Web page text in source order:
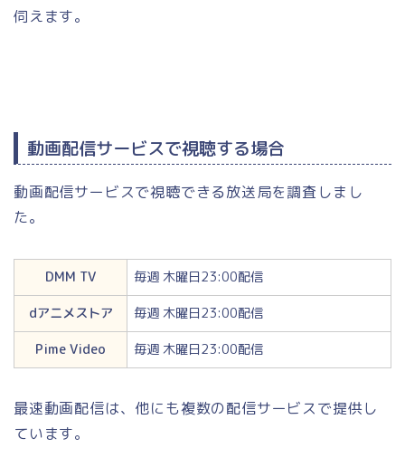
伺えます。
動画配信サービスで視聴する場合
動画配信サービスで視聴できる放送局を調査しまし
た。
DMM TV
毎週 木曜日23:00配信
dアニメストア
毎週 木曜日23:00配信
Pime Video
毎週 木曜日23:00配信
最速動画配信は、他にも複数の配信サービスで提供し
ています。